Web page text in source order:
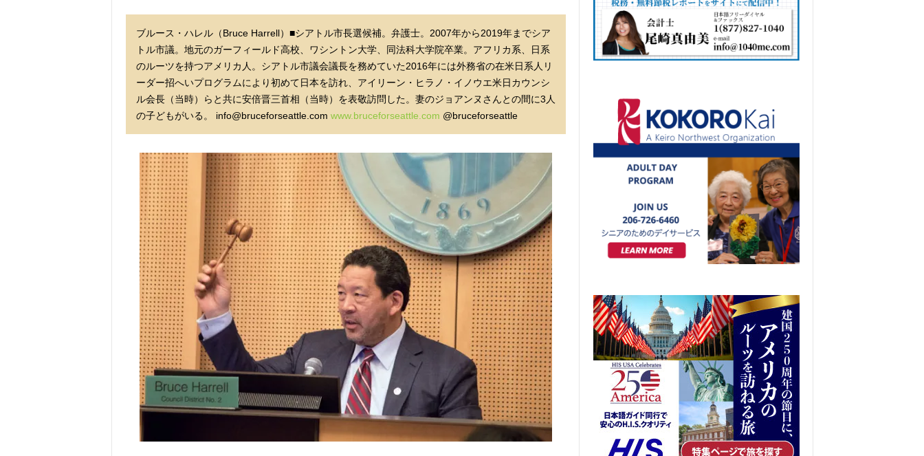
ブルース・ハレル（Bruce Harrell）■シアトル市長選候補。弁護士。2007年から2019年までシア
トル市議。地元のガーフィールド高校、ワシントン大学、同法科大学院卒業。アフリカ系、日系
のルーツを持つアメリカ人。シアトル市議会議長を務めていた2016年には外務省の在米日系人リ
ーダー招へいプログラムにより初めて日本を訪れ、アイリーン・ヒラノ・イノウエ米日カウンシ
ル会長（当時）らと共に安倍晋三首相（当時）を表敬訪問した。妻のジョアンヌさんとの間に3人
の子どもがいる。 info@bruceforseattle.com www.bruceforseattle.com @bruceforseattle